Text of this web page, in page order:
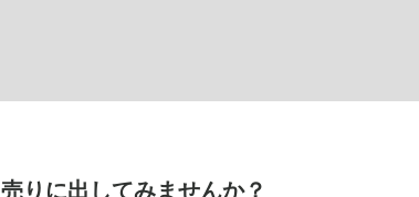
売りに出してみませんか？